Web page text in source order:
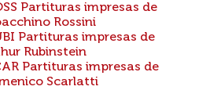
Partituras impresas de
Rossini
Partituras impresas de
Rubinstein
Partituras impresas de
Scarlatti